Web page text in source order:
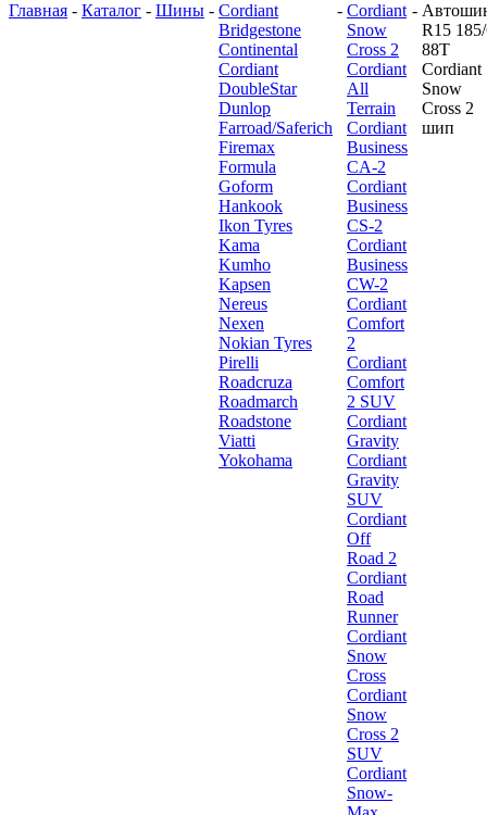
Главная - Каталог - Шины - Cordiant
Bridgestone
Continental
Cordiant
DoubleStar
Dunlop
Farroad/Saferich
Firemax
Formula
Goform
Hankook
Ikon Tyres
Kama
Kumho
Kapsen
Nereus
Nexen
Nokian Tyres
Pirelli
Roadcruza
Roadmarch
Roadstone
Viatti
Yokohama
- Cordiant
Snow
Cross 2
Cordiant
All
Terrain
Cordiant
Business
CA-2
Cordiant
Business
CS-2
Cordiant
Business
CW-2
Cordiant
Comfort
2
Cordiant
Comfort
2 SUV
Cordiant
Gravity
Cordiant
Gravity
SUV
Cordiant
Off
Road 2
Cordiant
Road
Runner
Cordiant
Snow
Cross
Cordiant
Snow
Cross 2
SUV
Cordiant
Snow-
-
R15
88T
Cordiant
Snow
Cross 2
шип